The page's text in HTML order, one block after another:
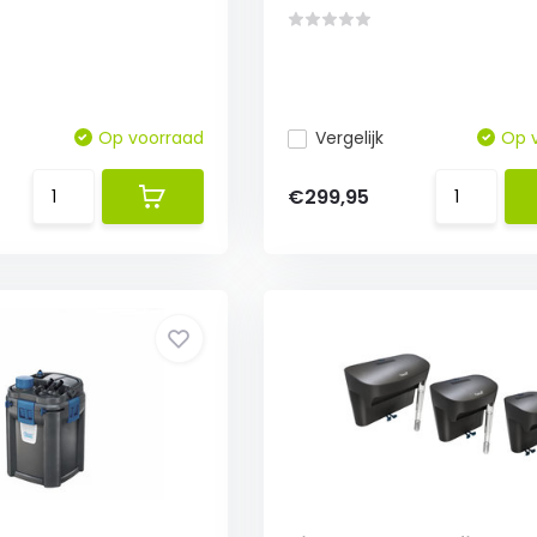
Op voorraad Vergelijk Op
€299,95